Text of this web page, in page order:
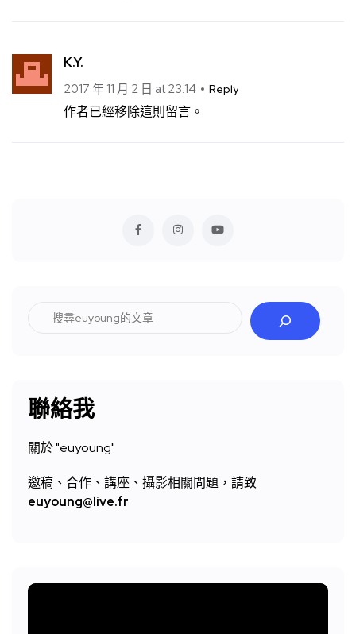
K.Y.
2017 年 11 月 2 日 at 23:14 Reply
作者已經移除這則留言。
聯絡我
關於 "euyoung"
邀稿、合作、講座、攝影相關問題，請致
euyoung@live.fr